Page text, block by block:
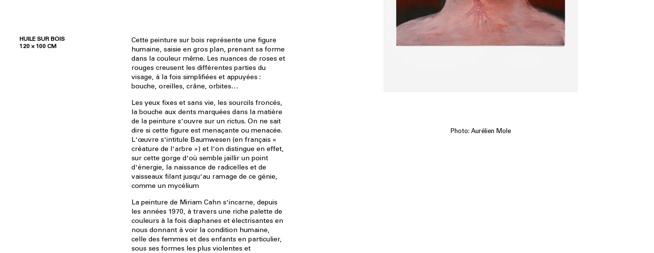
HUILE SUR BOIS
120 × 100 CM
Cette peinture sur bois représente une figure
humaine, saisie en gros plan, prenant sa forme
dans la couleur même. Les nuances de roses et
rouges creusent les différentes parties du
visage, à la fois simplifiées et appuyées :
bouche, oreilles, crâne, orbites…
Les yeux fixes et sans vie, les sourcils froncés,
la bouche aux dents marquées dans la matière
de la peinture s'ouvre sur un rictus. On ne sait
dire si cette figure est menaçante ou menacée.
L'œuvre s'intitule Baumwesen (en français «
créature de l'arbre ») et l'on distingue en effet,
sur cette gorge d'où semble jaillir un point
d'énergie, la naissance de radicelles et de
vaisseaux filant jusqu'au ramage de ce génie,
comme un mycélium
La peinture de Miriam Cahn s'incarne, depuis
les années 1970, à travers une riche palette de
couleurs à la fois diaphanes et électrisantes en
nous donnant à voir la condition humaine,
celle des femmes et des enfants en particulier,
sous ses formes les plus violentes et
Photo: Aurélien Mole